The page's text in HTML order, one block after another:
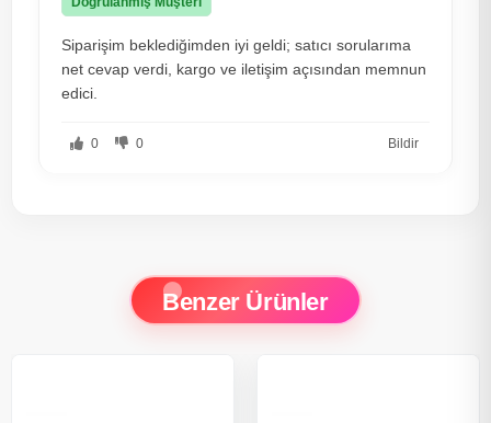
Siparişim beklediğimden iyi geldi; satıcı sorularıma
net cevap verdi, kargo ve iletişim açısından memnun
edici.
0 0 Bildir
Benzer Ürünler